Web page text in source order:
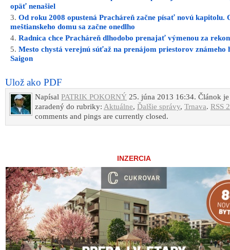
opäť nenašiel
Od roku 2008 opustená Pracháreň začne písať novú kapitolu.
meštianskeho domu sa začne onedlho
Radnica chce Pracháreň dlhodobo prenajať výmenou za
Mesto chystá verejnú súťaž na prenájom priestorov známeho
Saigon
Ulož ako PDF
Napísal PATRIK POKORNÝ 25. júna 2013 16:34. Článok je
zaradený do rubriky: Aktuálne, Ďalšie správy, Trnava. RSS
comments and pings are currently closed.
INZERCIA